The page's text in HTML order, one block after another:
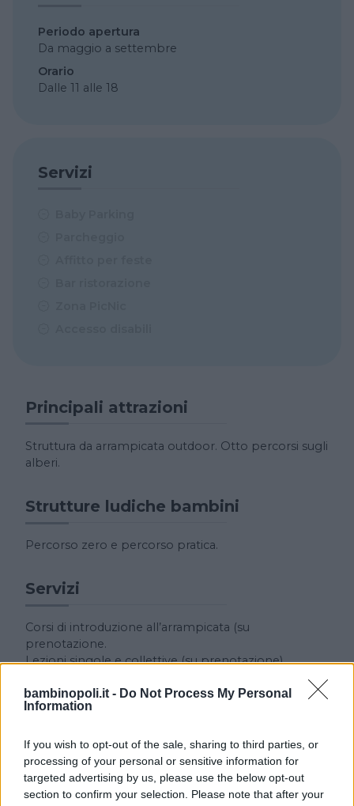
bambinopoli.it - Do Not Process My Personal
Information
If you wish to opt-out of the sale, sharing to third parties, or
processing of your personal or sensitive information for
targeted advertising by us, please use the below opt-out
section to confirm your selection. Please note that after your
Periodo apertura
Da maggio a settembre
Orario
Dalle 11 alle 18
Servizi
Principali attrazioni
Struttura da arrampicata outdoor. Otto percorsi sugli
alberi.
Strutture ludiche bambini
Percorso zero e percorso pratica.
Servizi
Corsi di introduzione all’arrampicata (su
prenotazione.
Lezioni singole e collettive (su prenotazione).